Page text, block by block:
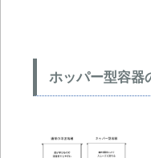
ホッパー型容器